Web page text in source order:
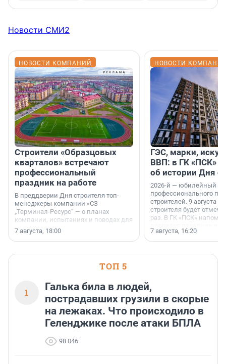
Новости СМИ2
НОВОСТИ КОМПАНИЙ
Строители «Образцовых
кварталов» встречают
профессиональный
праздник на работе
В преддверии Дня строителя топ-
менеджеры компании «СЗ
„Терминал-Ресурс“ — о планах
компании, испытаниях и поводах для
осторожного оптимизма.
7 августа, 18:00
НОВОСТИ
ГЭС, марки,
ВВП: в ГК «ПСК»
об истории Дня
2026-й — юбилейный
профессионального
строителей. 9 августа
строителя будет
раз. В ГК «ПСК»
поменялась роль
7 августа, 16:20
ТОП 5
1
Галька била в людей,
пострадавших грузили в скорые
на лежаках. Что происходило в
Геленджике после атаки БПЛА
98 046